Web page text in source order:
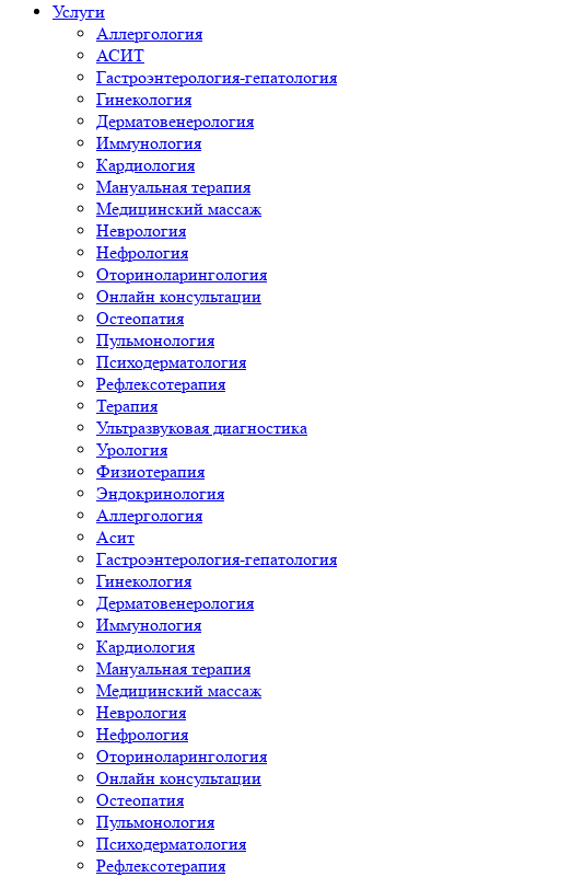
Услуги
Аллергология
АСИТ
Гастроэнтерология-гепатология
Гинекология
Дерматовенерология
Иммунология
Кардиология
Мануальная терапия
Медицинский массаж
Неврология
Нефрология
Оториноларингология
Онлайн консультации
Остеопатия
Пульмонология
Психодерматология
Рефлексотерапия
Терапия
Ультразвуковая диагностика
Урология
Физиотерапия
Эндокринология
Аллергология
Асит
Гастроэнтерология-гепатология
Гинекология
Дерматовенерология
Иммунология
Кардиология
Мануальная терапия
Медицинский массаж
Неврология
Нефрология
Оториноларингология
Онлайн консультации
Остеопатия
Пульмонология
Психодерматология
Рефлексотерапия